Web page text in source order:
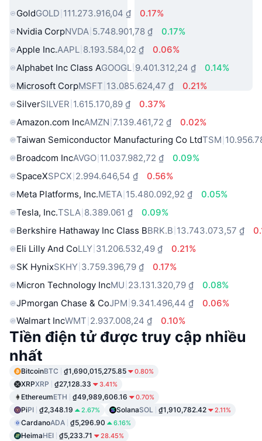
GoldGOLD 111.273.916,04 ₫
0.17%
Nvidia CorpNVDA 5.748.901,78 ₫
0.17%
Apple Inc.AAPL 8.193.584,02 ₫
0.06%
Alphabet Inc Class AGOOGL 9.401.312,24 ₫
0.14%
Microsoft CorpMSFT 13.085.624,47 ₫
0.21%
SilverSILVER 1.615.170,89 ₫
0.37%
Amazon.com IncAMZN 7.139.461,72 ₫
0.02%
Taiwan Semiconductor Manufacturing Co LtdTSM
Broadcom IncAVGO 11.037.982,72 ₫
0.09%
SpaceXSPCX 2.994.646,54 ₫
0.56%
Meta Platforms, Inc.META 15.480.092,92 ₫
0.05%
Tesla, Inc.TSLA 8.389.061 ₫
0.09%
Berkshire Hathaway Inc Class BBRK.B 13.743.073,57 ₫
Eli Lilly And CoLLY 31.206.532,49 ₫
0.21%
SK HynixSKHY 3.759.396,79 ₫
0.17%
Micron Technology IncMU 23.131.320,79 ₫
0.08%
JPmorgan Chase & CoJPM 9.341.496,44 ₫
0.06%
Walmart IncWMT 2.937.008,24 ₫ 0.10%
Tiền điện tử được truy cập nhiều
nhất
BitcoinBTC ₫1,690,015,275.85 0.80%
XRPXRP ₫27,128.33 3.41%
EthereumETH ₫49,989,606.16 0.70%
PiPI ₫2,348.19 2.67% SolanaSOL ₫1,910,782.42 2.11%
CardanoADA ₫5,296.90 6.16%
HeimaHEI ₫5,233.71 28.45%